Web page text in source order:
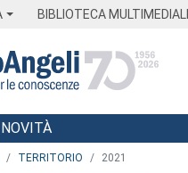
BIBLIOTECA
NOVITÀ
TERRITORIO 2021